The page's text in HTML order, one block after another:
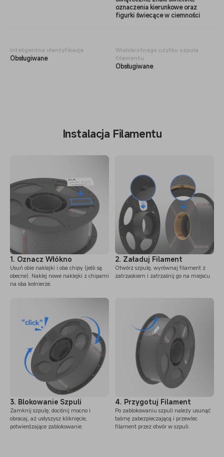
oznaczenia kierunkowe oraz
figurki świecące w ciemności
Inteligentna identyfikacja
Obsługiwane
Wielokrotnego użytku szpula
filamentu
Obsługiwane
Instalacja Filamentu
1. Oznacz Włókno
Usuń obie naklejki i oba chipy (jeśli są
obecne). Naklej nowe naklejki z chipami
na oba kołnierze.
2. Załaduj Filament
Otwórz szpulę, wyrównaj filament z
zatrzaskiem i zatrzaśnij go na miejscu.
3. Blokowanie Szpuli
Zamknij szpulę, dociśnij mocno i
obracaj, aż usłyszysz kliknięcie,
potwierdzające zablokowanie.
4. Przygotuj Filament
Po zablokowaniu szpuli należy usunąć
taśmę zabezpieczającą i przewlec
filament przez otwór w szpuli.